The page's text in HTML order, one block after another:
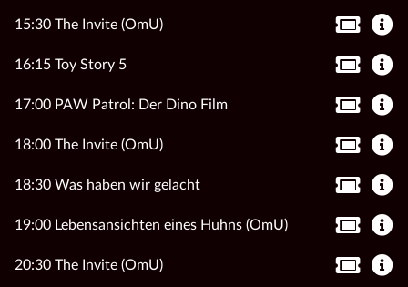
15:30 The Invite (OmU)
16:15 Toy Story 5
17:00 PAW Patrol: Der Dino Film
18:00 The Invite (OmU)
18:30 Was haben wir gelacht
19:00 Lebensansichten eines Huhns (OmU)
20:30 The Invite (OmU)